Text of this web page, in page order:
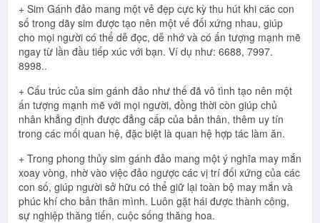
+ Sim Gánh đảo mang một vẻ đẹp cực kỳ thu hút khi các con
số trong dãy sim được tạo nên một vế đối xứng nhau, giúp
cho mọi người có thể dễ đọc, dễ nhớ và có ấn tượng mạnh mẽ
ngay từ lần đầu tiếp xúc với bạn. Ví dụ như: 6688, 7997.
8998..
+ Cấu trúc của sim gánh đảo như thế đã vô tình tạo nên một
ấn tượng mạnh mẽ với mọi người, đồng thời còn giúp chủ
nhân khẳng định được đẳng cấp của bản thân, thêm uy tín
trong các mối quan hệ, đặc biệt là quan hệ hợp tác làm ăn.
+ Trong phong thủy sim gánh đảo mang một ý nghĩa may mắn
xoay vòng, nhờ vào việc đảo ngược các vị trí đối xứng của các
con số, giúp người sở hữu có thể giữ lại toàn bộ may mắn và
phúc khí cho bản thân mình. Luôn gặt hái được thành công,
sự nghiệp thăng tiến, cuộc sống thăng hoa.